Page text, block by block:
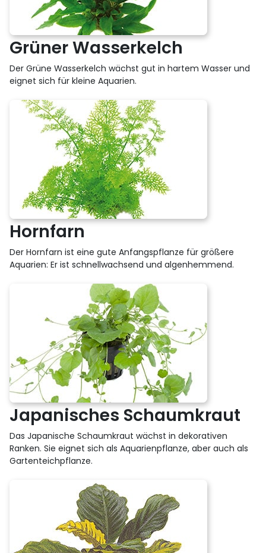
Grüner Wasserkelch
Der Grüne Wasserkelch wächst gut in hartem Wasser und
eignet sich für kleine Aquarien.
Hornfarn
Der Hornfarn ist eine gute Anfangspflanze für größere
Aquarien: Er ist schnellwachsend und algenhemmend.
Japanisches Schaumkraut
Das Japanische Schaumkraut wächst in dekorativen
Ranken. Sie eignet sich als Aquarienpflanze, aber auch als
Gartenteichpflanze.